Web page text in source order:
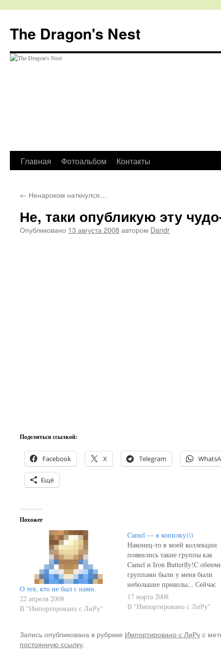
The Dragon's Nest
Перейти
содержимому
Главная Фотоальбом Контакты
← Ненароком наткнулся…
Не, таки опубликую эту
Опубликовано 13 августа 2008автором Dandr
Поделиться ссылкой:
Facebook X Telegram
Ещё
Похожее
О тех, кто не был с нами.
22 апреля 2008
В "Импортировано с ЛиРу"
Camel — в копилку)))
Наконец-то в моей коллекции
появились такие группы как
Camel и Iron Butterfly!C
группами были у меня были
небольшие приколы... Сейчас
коротенько поведаю...Camel
Когда я пришёл на эту работу,
мне комп достался по
уволенного. Оно и понятно...
17 марта 2008
В "Импортировано с ЛиРу"
Запись опубликована в рубрике Импортировано с ЛиРус
постоянную ссылку.